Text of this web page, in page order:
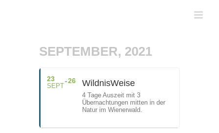
SEPTEMBER, 2021
23
SEPT
26 WildnisWeise
4 Tage Auszeit mit 3
Übernachtungen mitten in der
Natur im Wienerwald.